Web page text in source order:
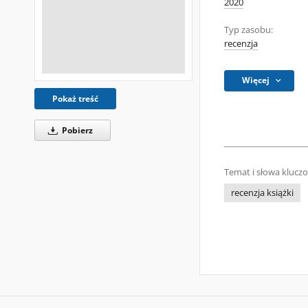
Pokaż treść
Pobierz
2020
Typ zasobu:
recenzja
Więcej
Temat i słowa
recenzja książki